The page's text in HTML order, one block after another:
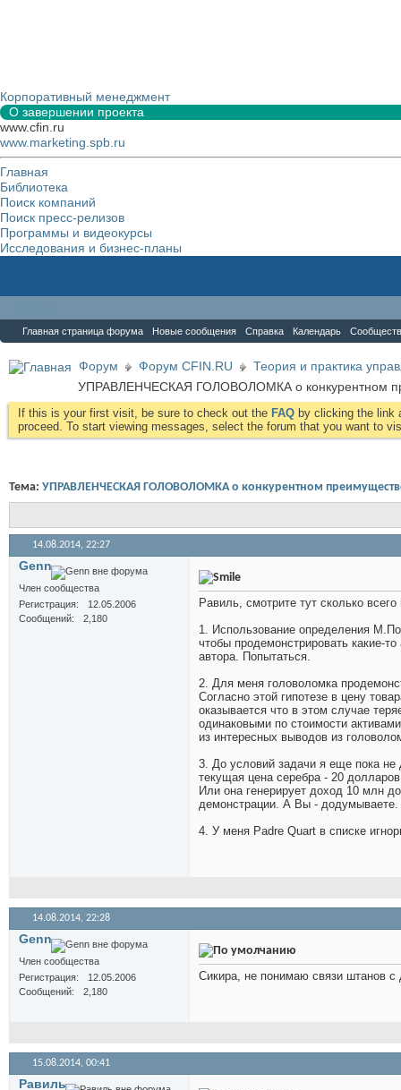
Корпоративный менеджмент
О завершении проекта
www.cfin.ru
www.marketing.spb.ru
Главная
Библиотека
Поиск компаний
Поиск пресс-релизов
Программы и видеокурсы
Исследования и бизнес-планы
Главная страница форума Новые сообщения Справка Календарь
Форум Форум CFIN.RU
Теория и практика
УПРАВЛЕНЧЕСКАЯ ГОЛОВОЛОМКА о конкурентном
If this is your first visit, be sure to check out the FAQ by clicking the link
proceed. To start viewing messages, select the forum that you want to
Тема: УПРАВЛЕНЧЕСКАЯ ГОЛОВОЛОМКА о конкурентном
14.08.2014, 22:27
Genn
Член сообщества
Регистрация
12.05.2006
Сообщений
2,180
Равиль, смотрите тут сколько
1. Использование определения
чтобы продемонстрировать какие-
автора. Попытаться.
2. Для меня головоломка
Согласно этой гипотезе в цену
оказывается что в этом случае
одинаковыми по стоимости
из интересных выводов из
3. До условий задачи я еще пока
текущая цена серебра - 20
Или она генерирует доход 10 млн
демонстрации. А Вы -
4. У меня Padre Quart в списке
14.08.2014, 22:28
Genn
Член сообщества
Регистрация
12.05.2006
Сообщений
2,180
Сикира, не понимаю связи штанов с
15.08.2014, 00:41
Равиль